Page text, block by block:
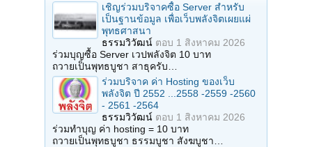
เชิญร่วมบริจาคซื้อ Server สำหรับ
เป็นฐานข้อมูล เพื่อเว็บพลังจิตเผยแผ่
พุทธศาสนา
ธรรมวิวัฒน์ ตอบ 1 สิงหาคม 2026
ร่วมบุญซื้อ Server เวปพลังจิต 10 บาท
ถวายเป็นพุทธบูชา สาธุครับ…
ร่วมบริจาค ค่า Hosting ของเว็บ
พลังจิต ปี 2552 ...2558 -2559 -2560
- 2561 -2564
ธรรมวิวัฒน์ ตอบ 1 สิงหาคม 2026
ร่วมทำบุญ ค่า hosting = 10 บาท
ถวายเป็นพุทธบูชา ธรรมบูชา สังฆบูชา…